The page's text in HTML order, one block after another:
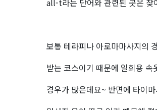
all-t라는 단어와 관련된 곳은 찾
보통 테라피나 아로마마사지의
받는 코스이기 때문에 일회용 속
경우가 많은데요~ 반면에 타이